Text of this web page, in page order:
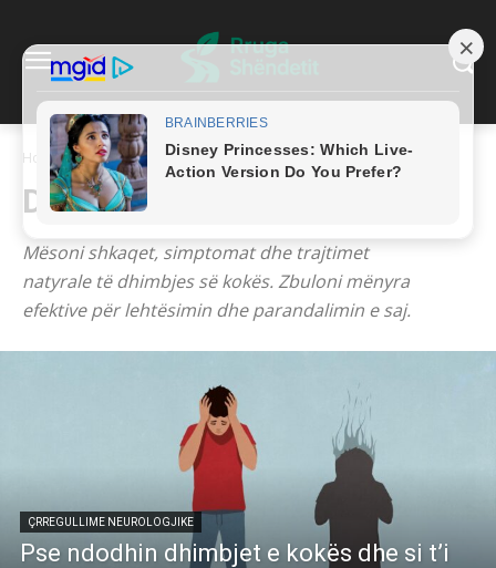
Home Dhimbje koke
DHIMBJE KOKE
Mësoni shkaqet, simptomat dhe trajtimet
natyrale të dhimbjes së kokës. Zbuloni mënyra
efektive për lehtësimin dhe parandalimin e saj.
ÇRREGULLIME NEUROLOGJIKE
Pse ndodhin dhimbjet e kokës dhe si t’i